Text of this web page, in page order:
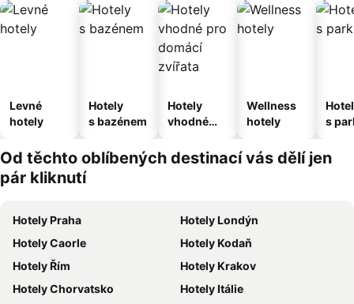
Levné
hotely
Hotely
s bazénem
Hotely
vhodné
domácí
zvířata
Wellness
hotely
s
Od těchto oblíbených destinací vás dělí jen
pár kliknutí
Hotely Praha
Hotely Londýn
Hotely Caorle
Hotely Kodaň
Hotely Řím
Hotely Krakov
Hotely Chorvatsko
Hotely Itálie